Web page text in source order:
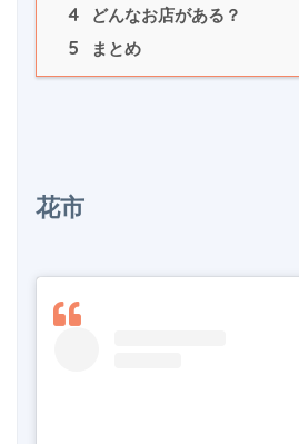
4 どんなお店がある？
5 まとめ
花市